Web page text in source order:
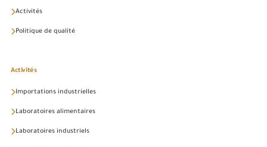
Activités
Politique de qualité
Activités
Importations industrielles
Laboratoires alimentaires
Laboratoires industriels